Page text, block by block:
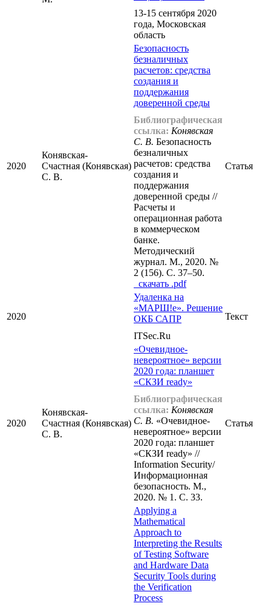
13-15 сентября 2020
года, Московская
область
2020
Конявская-
Счастная (Конявская)
С. В.
Безопасность
безналичных
расчетов: средства
создания и
поддержания
доверенной среды
Библиографическая
ссылка: Конявская
С. В. Безопасность
безналичных
расчетов: средства
создания и
поддержания
доверенной среды //
Расчеты и
операционная работа
в коммерческом
банке.
Методический
журнал. М., 2020. №
2 (156). С. 37–50.
cкачать .pdf
Статья
2020
Удаленка на
«МАРШ!е». Решение
ОКБ САПР
ITSec.Ru
Текст
2020
Конявская-
Счастная (Конявская)
С. В.
«Очевидное-
невероятное» версии
2020 года: планшет
«СКЗИ ready»
Библиографическая
ссылка: Конявская
С. В. «Очевидное-
невероятное» версии
2020 года: планшет
«СКЗИ ready» //
Information Security/
Информационная
безопасность. М.,
2020. № 1. С. 33.
Статья
Applying a
Mathematical
Approach to
Interpreting the Results
of Testing Software
and Hardware Data
Security Tools during
the Verification
Process